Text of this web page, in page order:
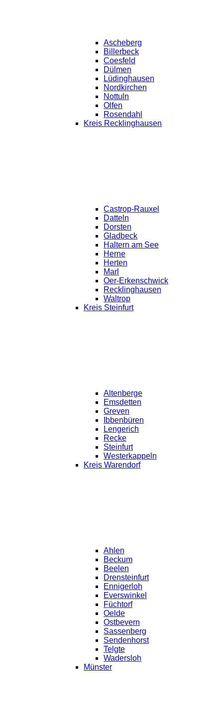
Ascheberg
Billerbeck
Coesfeld
Dülmen
Lüdinghausen
Nordkirchen
Nottuln
Olfen
Rosendahl
Kreis Recklinghausen
Castrop-Rauxel
Datteln
Dorsten
Gladbeck
Haltern am See
Herne
Herten
Marl
Oer-Erkenschwick
Recklinghausen
Waltrop
Kreis Steinfurt
Altenberge
Emsdetten
Greven
Ibbenbüren
Lengerich
Recke
Steinfurt
Westerkappeln
Kreis Warendorf
Ahlen
Beckum
Beelen
Drensteinfurt
Ennigerloh
Everswinkel
Füchtorf
Oelde
Ostbevern
Sassenberg
Sendenhorst
Telgte
Wadersloh
Münster